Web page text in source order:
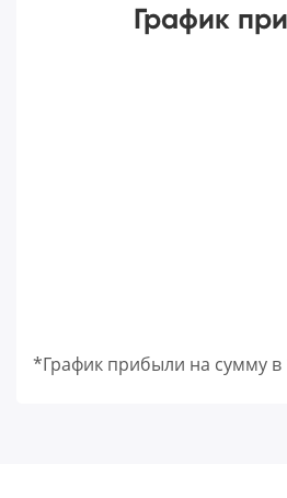
График
*График прибыли на сумму в